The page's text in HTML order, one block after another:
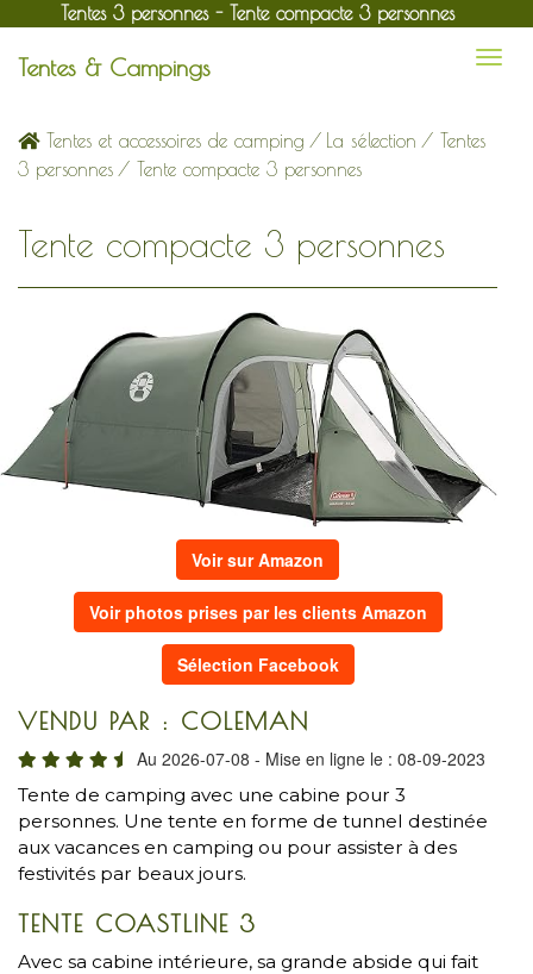
Tentes 3 personnes - Tente compacte 3 personnes
Tentes & Campings
Tentes et accessoires de camping / La sélection / Tentes
3 personnes / Tente compacte 3 personnes
Tente compacte 3 personnes
Voir sur Amazon
Voir photos prises par les clients Amazon
Sélection Facebook
VENDU PAR : COLEMAN
Au 2026-07-08 - Mise en ligne le : 08-09-2023
Tente de camping avec une cabine pour 3
personnes. Une tente en forme de tunnel destinée
aux vacances en camping ou pour assister à des
festivités par beaux jours.
TENTE COASTLINE 3
Avec sa cabine intérieure, sa grande abside qui fait